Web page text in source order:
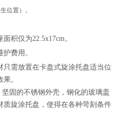
位置）。
积仅为22.5x17cm。
费用。
需放置在卡盘式旋涂托盘适当位
。
固的不锈钢外壳，钢化的玻璃盖
旋涂托盘，使得在各种苛刻条件